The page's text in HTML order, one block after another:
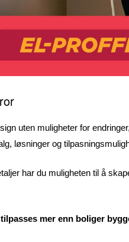
uten muligheter for
løsninger og
har du muligheten til å
mer enn boliger